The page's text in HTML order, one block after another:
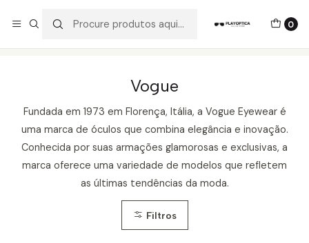
0
Vogue
Fundada em 1973 em Florença, Itália, a Vogue Eyewear é
uma marca de óculos que combina elegância e inovação.
Conhecida por suas armações glamorosas e exclusivas, a
marca oferece uma variedade de modelos que refletem
as últimas tendências da moda.
Filtros